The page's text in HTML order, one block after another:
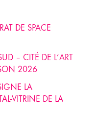
DE SPACE
– CITÉ DE L’ART
2026
LA
VITRINE DE LA